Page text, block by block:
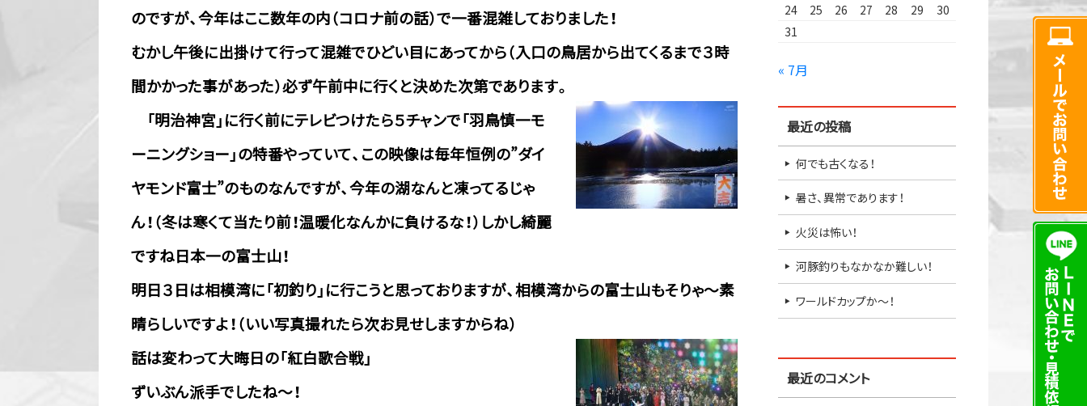
のですが、今年はここ数年の内（コロナ前の話）で一番混雑しておりました！
むかし午後に出掛けて行って混雑でひどい目にあってから（入口の鳥居から出てくるまで３時
間かかった事があった）必ず午前中に行くと決めた次第であります。
「明治神宮」に行く前にテレビつけたら５チャンで「羽鳥慎一モ
ーニングショー」の特番やっていて、この映像は毎年恒例の”ダイ
ヤモンド富士”のものなんですが、今年の湖なんと凍ってるじゃ
ん！（冬は寒くて当たり前！温暖化なんかに負けるな！）しかし綺麗
ですね日本一の富士山！
明日３日は相模湾に「初釣り」に行こうと思っておりますが、相模湾からの富士山もそりゃ～素
晴らしいですよ！（いい写真撮れたら次お見せしますからね）
話は変わって大晦日の「紅白歌合戦」
ずいぶん派手でしたね～！
24
25 26 27 28 29
30
31
« 7月
最近の投稿
何でも古くなる！
暑さ、異常であります！
火災は怖い！
河豚釣りもなかなか難しい！
ワールドカップか～！
最近のコメント